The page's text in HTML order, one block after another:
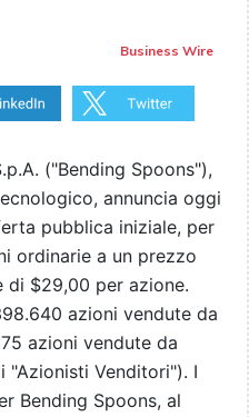
Business Wire
("Bending Spoons"),
annuncia oggi
pubblica iniziale, per
ordinarie a un prezzo
$29,00 per azione.
azioni vendute da
azioni vendute da
Venditori"). I
Bending Spoons, al